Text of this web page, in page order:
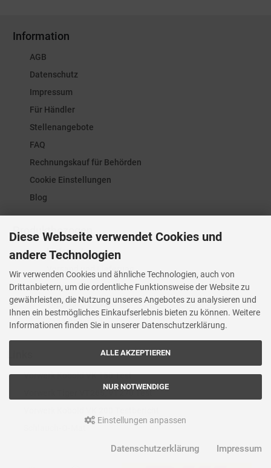
Information
AGB
Datenschutz
Impressum
Für Händler
Stellenangebote
FAQ
Rechnungskauf für Behörden
Cookie Einstellungen
Blog
Produktbezogen
Lieferzeit
Versand und Lieferung
Widerrufsrecht
Widerrufsformular
Zahlungsarten
Vorwerk Kobold VK 150 Test
Vorwerk Tiger VT265, VT270 Test
Diese Webseite verwendet Cookies und
andere Technologien
Wir verwenden Cookies und ähnliche Technologien, auch von
Drittanbietern, um die ordentliche Funktionsweise der Website zu
gewährleisten, die Nutzung unseres Angebotes zu analysieren und
Ihnen ein bestmögliches Einkaufserlebnis bieten zu können. Weitere
Informationen finden Sie in unserer Datenschutzerklärung.
ALLE AKZEPTIEREN
NUR NOTWENDIGE
Einstellungen anpassen
Datenschutzerklärung Impressum